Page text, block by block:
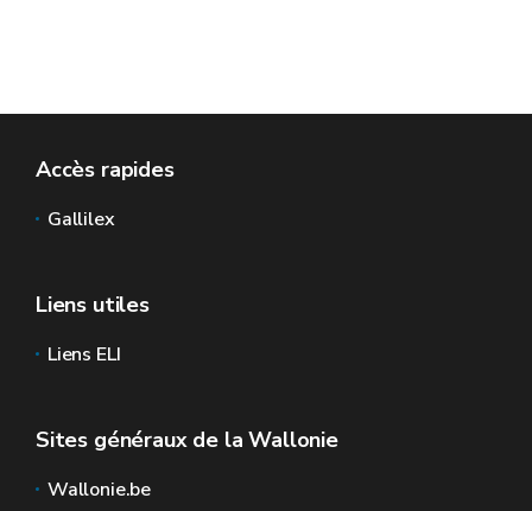
Accès rapides
Gallilex
Liens utiles
Liens ELI
Sites généraux de la Wallonie
Wallonie.be